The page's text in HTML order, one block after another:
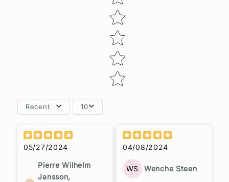
Recent 10
05/27/2024
Pierre Wilhelm
Jansson,
så da blir det deg på
storskjerm hjemme i
et lite lag.
04/08/2024
WS Wenche Steen